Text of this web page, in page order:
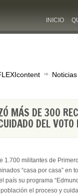
INICIO
Noticias
MÁS DE 300
DEL
1.700 militantes de
“casa por casa” en
país su programa
el proceso y